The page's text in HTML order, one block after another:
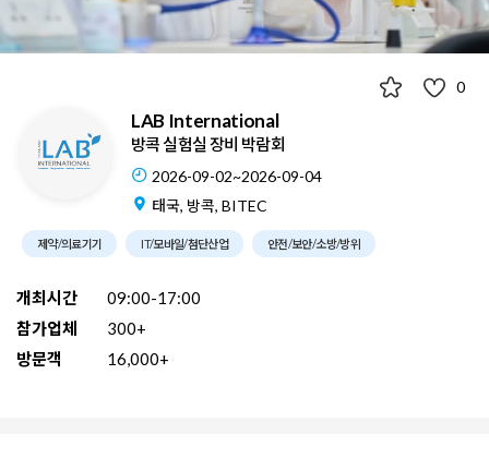
0
LAB International
방콕 실험실 장비 박람회
2026-09-02~2026-09-04
태국, 방콕, BITEC
제약/의료기기 IT/모바일/첨단산업 안전/보안/소방/방위
개최시간
09:00-17:00
참가업체
300+
방문객
16,000+